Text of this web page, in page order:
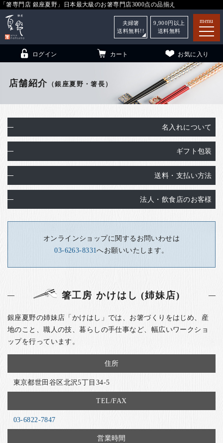
「箸専門店 銀座夏野」日本最大級のお箸専門店3000点の品揃え
menu
箸（贈答用・自宅用）
ご利用ガイド
箸ブログ
English
ログイン カート お気に入り
夫婦箸
送料無料!!
9,900 円以上
送料無料
店舗紹介 （銀座夏野・箸長）
名入れについて
ギフト包装
送料・支払い方法
法人・飲食店のお客様
オンラインショップに関するお問いわせは
03-6263-8331へお願いいたします。
箸工房 かけはし (姉妹店)
銀座夏野の姉妹店「かけはし」では、お箸づくりをはじめ、産
地のこと、職人の技、暮らしの手仕事など、幅広いワークショ
ップを行っています。
住所
東京都世田谷区北沢5丁目34-5
TEL/FAX
03-6822-7847
営業時間